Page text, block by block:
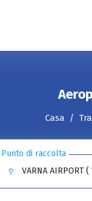
Casa
Punto di raccolta
VARNA AIRPORT (